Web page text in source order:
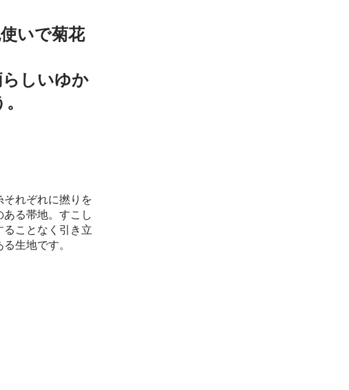
いで菊花
しいゆか
れぞれに撚りを
る帯地。すこし
ることなく引き立
生地です。